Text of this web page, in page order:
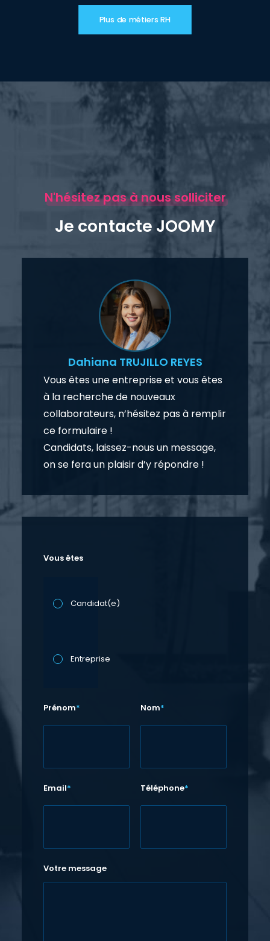
Plus de métiers RH
N'hésitez pas à nous solliciter
Je contacte JOOMY
Dahiana TRUJILLO REYES
Vous êtes une entreprise et vous êtes
à la recherche de nouveaux
collaborateurs, n’hésitez pas à remplir
ce formulaire !
Candidats, laissez-nous un message,
on se fera un plaisir d’y répondre !
Vous êtes
Candidat(e)
Entreprise
Prénom* Nom*
Email* Téléphone*
Votre message